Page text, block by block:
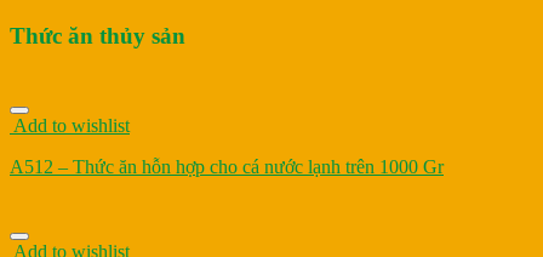
Thức ăn thủy sản
Add to wishlist
A512 – Thức ăn hỗn hợp cho cá nước lạnh trên 1000 Gr
Add to wishlist